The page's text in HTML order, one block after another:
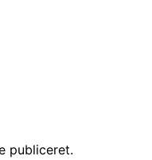
publiceret.